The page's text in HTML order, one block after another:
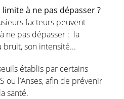
à ne pas dépasser ?
facteurs peuvent
ne pas dépasser : la
son intensité...
établis par certains
ou l’Anses, afin de prévenir
santé.